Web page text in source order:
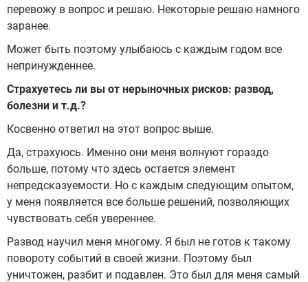
перевожу в вопрос и решаю. Некоторые решаю намного
заранее.
Может быть поэтому улыбаюсь с каждым годом все
непринужденнее.
Страхуетесь ли вы от нерыночных рисков: развод,
болезни и т.д.?
Косвенно ответил на этот вопрос выше.
Да, страхуюсь. Именно они меня волнуют гораздо
больше, потому что здесь остается элемент
непредсказуемости. Но с каждым следующим опытом,
у меня появляется все больше решений, позволяющих
чувствовать себя увереннее.
Развод научил меня многому. Я был не готов к такому
повороту событий в своей жизни. Поэтому был
уничтожен, разбит и подавлен. Это был для меня самый